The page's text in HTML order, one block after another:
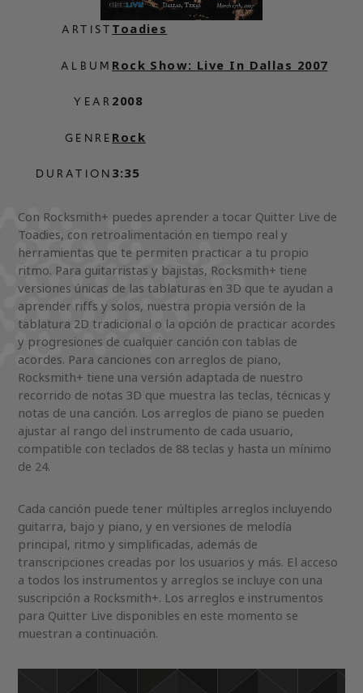
ARTIST
ALBUM
YEAR
GENRE
DURATION
Toadies
Rock Show: Live In Dallas 2007
2008
Rock
3:35
Con Rocksmith+ puedes aprender a tocar Quitter Live de
Toadies, con retroalimentación en tiempo real y
herramientas que te permiten practicar a tu propio
ritmo. Para guitarristas y bajistas, Rocksmith+ tiene
versiones únicas de las tablaturas en 3D que te ayudan a
aprender riffs y solos, nuestra propia versión de la
tablatura 2D tradicional o la opción de practicar acordes
y progresiones de cualquier canción con tablas de
acordes. Para canciones con arreglos de piano,
Rocksmith+ tiene una versión adaptada de nuestro
recorrido de notas 3D que muestra las teclas, técnicas y
notas de una canción. Los arreglos de piano se pueden
ajustar al rango del instrumento de cada usuario,
compatible con teclados de 88 teclas y hasta un mínimo
de 24.
Cada canción puede tener múltiples arreglos incluyendo
guitarra, bajo y piano, y en versiones de melodía
principal, ritmo y simplificadas, además de
transcripciones creadas por los usuarios y más. El acceso
a todos los instrumentos y arreglos se incluye con una
suscripción a Rocksmith+. Los arreglos e instrumentos
para Quitter Live disponibles en este momento se
muestran a continuación.